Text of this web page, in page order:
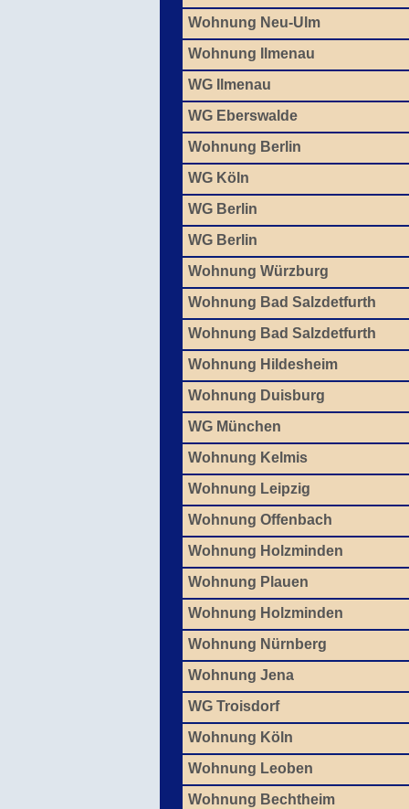
Wohnung Neu-Ulm
Wohnung Ilmenau
WG Ilmenau
WG Eberswalde
Wohnung Berlin
WG Köln
WG Berlin
WG Berlin
Wohnung Würzburg
Wohnung Bad Salzdetfurth
Wohnung Bad Salzdetfurth
Wohnung Hildesheim
Wohnung Duisburg
WG München
Wohnung Kelmis
Wohnung Leipzig
Wohnung Offenbach
Wohnung Holzminden
Wohnung Plauen
Wohnung Holzminden
Wohnung Nürnberg
Wohnung Jena
WG Troisdorf
Wohnung Köln
Wohnung Leoben
Wohnung Bechtheim